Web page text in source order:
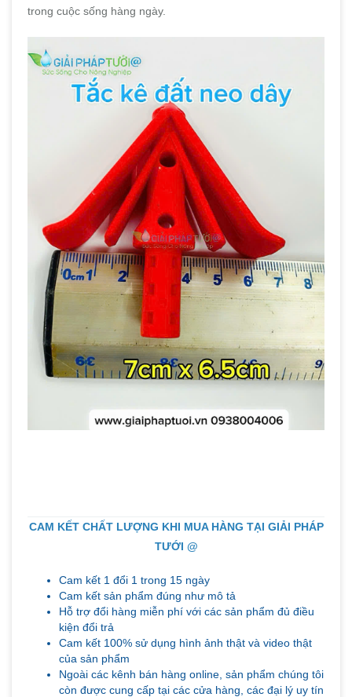
trong cuộc sống hàng ngày.
CAM KẾT CHẤT LƯỢNG KHI MUA HÀNG TẠI GIẢI PHÁP
TƯỚI @
Cam kết 1 đổi 1 trong 15 ngày
Cam kết sản phẩm đúng như mô tả
Hỗ trợ đổi hàng miễn phí với các sản phẩm đủ điều
kiện đổi trả
Cam kết 100% sử dụng hình ảnh thật và video thật
của sản phẩm
Ngoài các kênh bán hàng online, sản phẩm chúng tôi
còn được cung cấp tại các cửa hàng, các đại lý uy tín